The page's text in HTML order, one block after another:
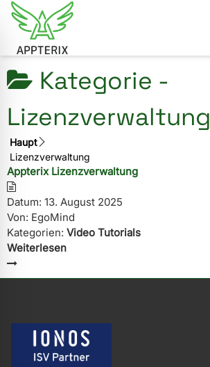
Kategorie -
Lizenzverwaltung
Haupt
Lizenzverwaltung
Appterix Lizenzverwaltung
Datum: 13. August 2025
Von: EgoMind
Kategorien: Video Tutorials
Weiterlesen